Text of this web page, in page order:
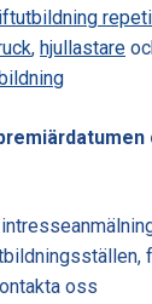
, hjullastare
oss